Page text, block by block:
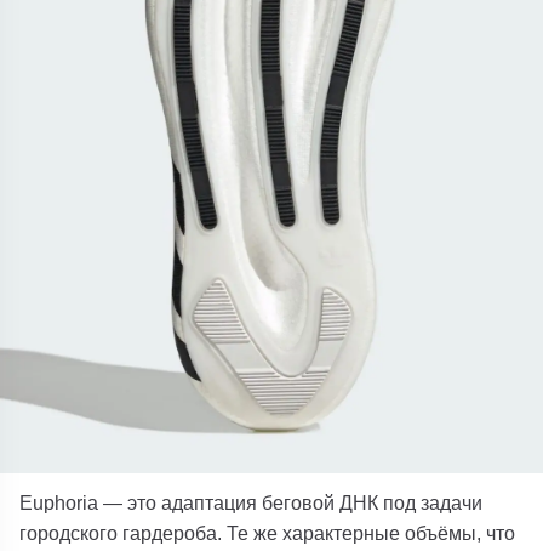
Euphoria — это адаптация беговой ДНК под задачи
городского гардероба. Те же характерные объёмы, что